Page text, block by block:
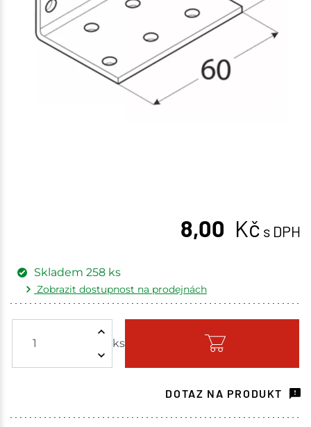
8,00 Kč s DPH
ks
Skladem 258 ks
Zobrazit dostupnost na prodejnách
Skladem - ihned k odeslání
Choceň 54 ks
DOTAZ NA PRODUKT